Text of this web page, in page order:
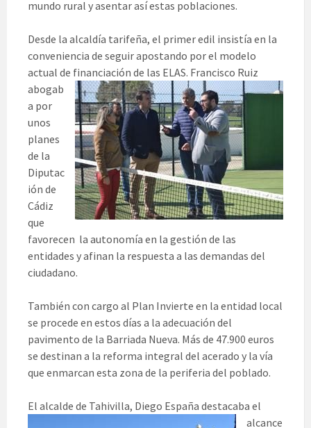
mundo rural y asentar así estas poblaciones.
Desde la alcaldía tarifeña, el primer edil insistía en la
conveniencia de seguir apostando por el modelo
actual de financiación de las ELAS. Francisco Ruiz
abogab
a por
unos
planes
de la
Diputac
ión de
Cádiz
que
favorecen la autonomía en la gestión de las
entidades y afinan la respuesta a las demandas del
ciudadano.
También con cargo al Plan Invierte en la entidad local
se procede en estos días a la adecuación del
pavimento de la Barriada Nueva. Más de 47.900 euros
se destinan a la reforma integral del acerado y la vía
que enmarcan esta zona de la periferia del poblado.
El alcalde de Tahivilla, Diego España destacaba el
alcance